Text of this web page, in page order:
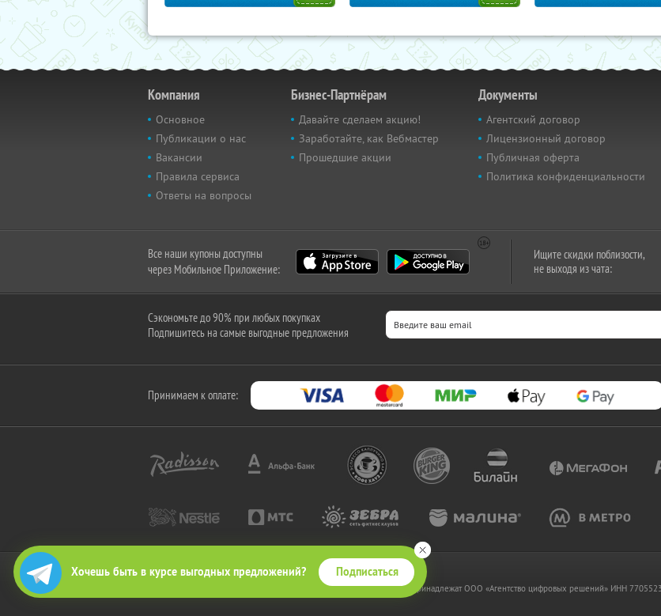
Хочешь быть в курсе выгодных предложений? Подписаться
Компания
Основное
Публикации о нас
Вакансии
Правила сервиса
Ответы на вопросы
Бизнес-Партнёрам
Давайте сделаем акцию!
Заработайте, как Вебмастер
Прошедшие акции
Документы
Агентский договор
Лицензионный договор
Публичная оферта
Политика конфиденциальности
Все наши купоны доступны
через Мобильное Приложение:
Ищите скидки поблизости,
не выходя из чата:
Сэкономьте до 90% при любых покупках
Подпишитесь на самые выгодные предложения
Принимаем к оплате:
2010-2026 © КупиКупон. Все права защищены.
Все права на товарный знак "КупиКупон" и на сайт www.kupikupon.ru принадлежат OOO «Агентство цифровых решений» ИНН